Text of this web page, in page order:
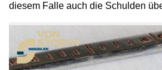
diesem Falle auch die Schulden